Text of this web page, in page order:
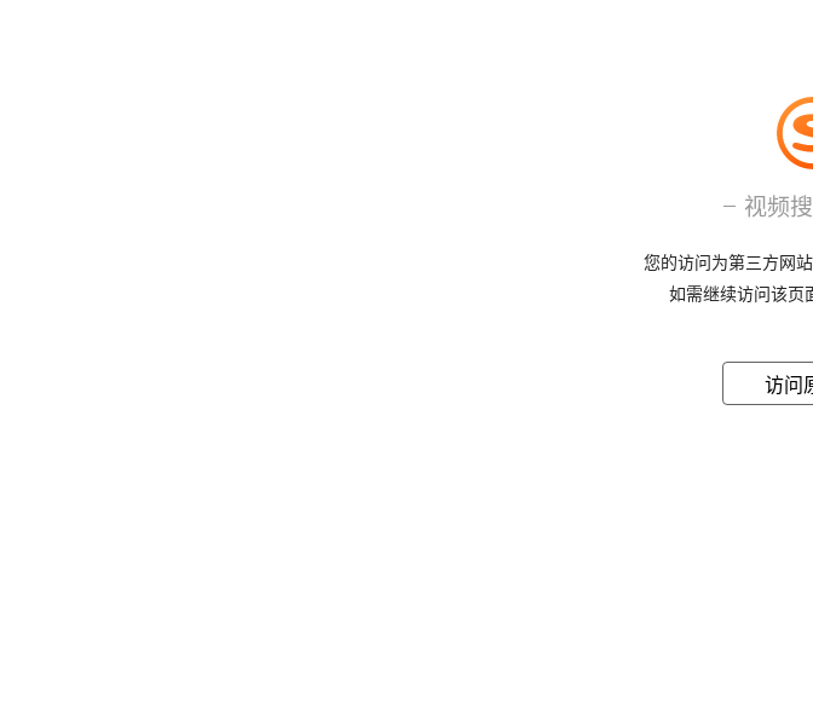
视频
您的访问为第三方网
如需继续访问该页
访问